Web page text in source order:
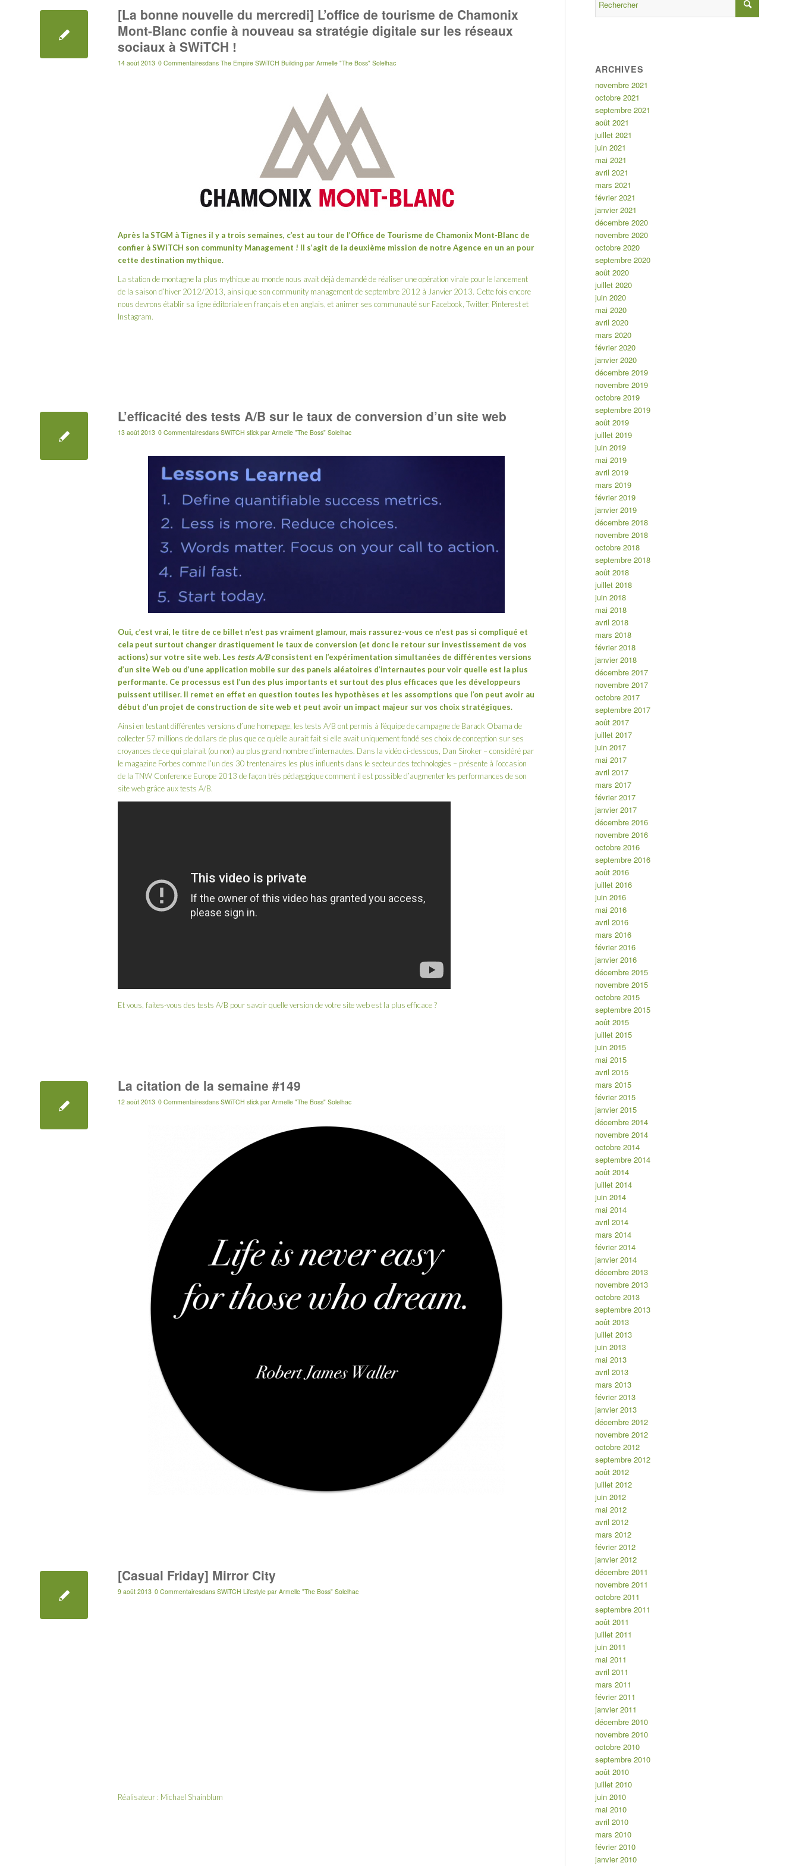
[La bonne nouvelle du mercredi] L’office de tourisme de Chamonix
Mont-Blanc confie à nouveau sa stratégie digitale sur les réseaux
sociaux à SWiTCH !
14 août 2013 0 Commentairesdans The Empire SWiTCH Building par Armelle "The Boss" Solelhac
Après la STGM à Tignes il y a trois semaines, c’est au tour de l’Office de Tourisme de Chamonix Mont-Blanc de
confier à SWiTCH son community Management ! Il s’agit de la deuxième mission de notre Agence en un an pour
cette destination mythique.
La station de montagne la plus mythique au monde nous avait déjà demandé de réaliser une opération virale pour le lancement
de la saison d’hiver 2012/2013, ainsi que son community management de septembre 2012 à Janvier 2013. Cette fois encore
nous devrons établir sa ligne éditoriale en français et en anglais, et animer ses communauté sur Facebook, Twitter, Pinterest et
Instagram.
L’efficacité des tests A/B sur le taux de conversion d’un site web
13 août 2013 0 Commentairesdans SWiTCH stick par Armelle "The Boss" Solelhac
Oui, c’est vrai, le titre de ce billet n’est pas vraiment glamour, mais rassurez-vous ce n’est pas si compliqué et
cela peut surtout changer drastiquement le taux de conversion (et donc le retour sur investissement de vos
actions) sur votre site web. Les tests A/Bconsistent en l’expérimentation simultanées de différentes versions
d’un site Web ou d’une application mobile sur des panels aléatoires d’internautes pour voir quelle est la plus
performante. Ce processus est l’un des plus importants et surtout des plus efficaces que les développeurs
puissent utiliser. Il remet en effet en question toutes les hypothèses et les assomptions que l’on peut avoir au
début d’un projet de construction de site web et peut avoir un impact majeur sur vos choix stratégiques.
Ainsi en testant différentes versions d’une homepage, les tests A/B ont permis à l’équipe de campagne de Barack Obama de
collecter 57 millions de dollars de plus que ce qu’elle aurait fait si elle avait uniquement fondé ses choix de conception sur ses
croyances de ce qui plairait (ou non) au plus grand nombre d’internautes. Dans la vidéo ci-dessous, Dan Siroker – considéré par
le magazine Forbes comme l’un des 30 trentenaires les plus influents dans le secteur des technologies – présente à l’occasion
de la TNW Conference Europe 2013 de façon très pédagogique comment il est possible d’augmenter les performances de son
site web grâce aux tests A/B.
Et vous, faites-vous des tests A/B pour savoir quelle version de votre site web est la plus efficace ?
La citation de la semaine #149
12 août 2013 0 Commentairesdans SWiTCH stick par Armelle "The Boss" Solelhac
[Casual Friday] Mirror City
9 août 2013 0 Commentairesdans SWiTCH Lifestyle par Armelle "The Boss" Solelhac
Réalisateur : Michael Shainblum
ARCHIVES
novembre 2021
octobre 2021
septembre 2021
août 2021
juillet 2021
juin 2021
mai 2021
avril 2021
mars 2021
février 2021
janvier 2021
décembre 2020
novembre 2020
octobre 2020
septembre 2020
août 2020
juillet 2020
juin 2020
mai 2020
avril 2020
mars 2020
février 2020
janvier 2020
décembre 2019
novembre 2019
octobre 2019
septembre 2019
août 2019
juillet 2019
juin 2019
mai 2019
avril 2019
mars 2019
février 2019
janvier 2019
décembre 2018
novembre 2018
octobre 2018
septembre 2018
août 2018
juillet 2018
juin 2018
mai 2018
avril 2018
mars 2018
février 2018
janvier 2018
décembre 2017
novembre 2017
octobre 2017
septembre 2017
août 2017
juillet 2017
juin 2017
mai 2017
avril 2017
mars 2017
février 2017
janvier 2017
décembre 2016
novembre 2016
octobre 2016
septembre 2016
août 2016
juillet 2016
juin 2016
mai 2016
avril 2016
mars 2016
février 2016
janvier 2016
décembre 2015
novembre 2015
octobre 2015
septembre 2015
août 2015
juillet 2015
juin 2015
mai 2015
avril 2015
mars 2015
février 2015
janvier 2015
décembre 2014
novembre 2014
octobre 2014
septembre 2014
août 2014
juillet 2014
juin 2014
mai 2014
avril 2014
mars 2014
février 2014
janvier 2014
décembre 2013
novembre 2013
octobre 2013
septembre 2013
août 2013
juillet 2013
juin 2013
mai 2013
avril 2013
mars 2013
février 2013
janvier 2013
décembre 2012
novembre 2012
octobre 2012
septembre 2012
août 2012
juillet 2012
juin 2012
mai 2012
avril 2012
mars 2012
février 2012
janvier 2012
décembre 2011
novembre 2011
octobre 2011
septembre 2011
août 2011
juillet 2011
juin 2011
mai 2011
avril 2011
mars 2011
février 2011
janvier 2011
décembre 2010
novembre 2010
octobre 2010
septembre 2010
août 2010
juillet 2010
juin 2010
mai 2010
avril 2010
mars 2010
février 2010
janvier 2010